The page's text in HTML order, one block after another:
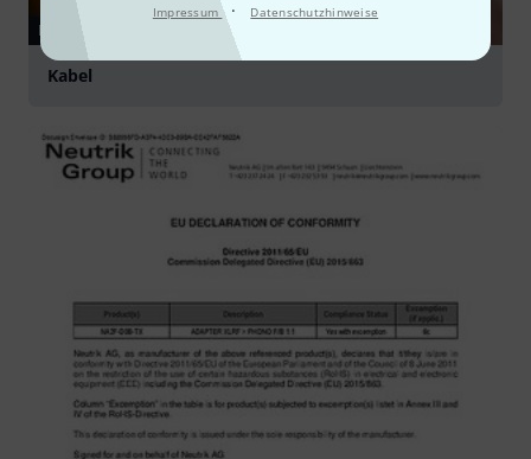
Impressum · Datenschutzhinweise
RATGEBER
Kabel